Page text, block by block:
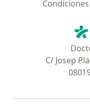
C/ Josep